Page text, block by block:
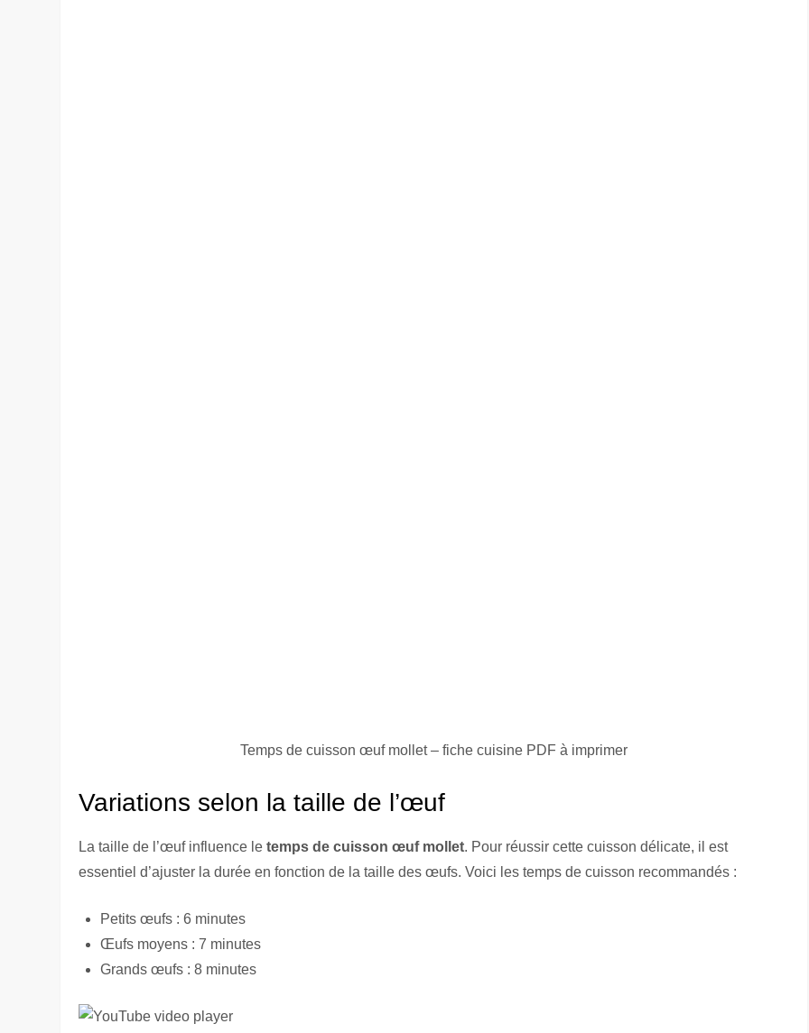
Temps de cuisson œuf mollet – fiche cuisine PDF à imprimer
Variations selon la taille de l’œuf
La taille de l’œuf influence letemps de cuisson œuf mollet. Pour réussir cette cuisson délicate, il est
essentiel d’ajuster la durée en fonction de la taille des œufs. Voici les temps de cuisson recommandés :
Petits œufs : 6 minutes
Œufs moyens : 7 minutes
Grands œufs : 8 minutes